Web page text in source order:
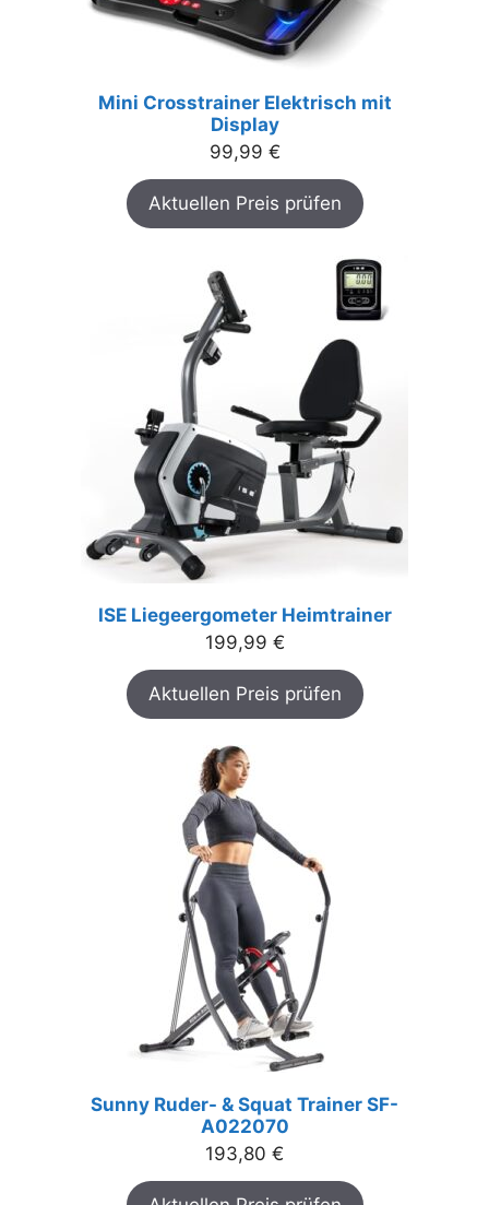
Mini Crosstrainer Elektrisch mit
Display
99,99 €
Aktuellen Preis prüfen
ISE Liegeergometer Heimtrainer
199,99 €
Aktuellen Preis prüfen
Sunny Ruder- & Squat Trainer SF-
A022070
193,80 €